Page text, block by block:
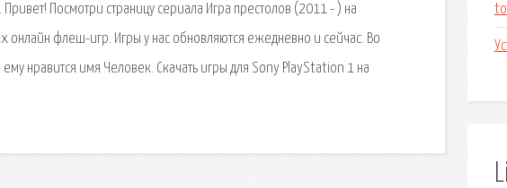
Посмотри страницу сериала Игра престолов (2011 - ) на
флеш-игр. Игры у нас обновляются ежедневно и сейчас. Во
нравится имя Человек. Скачать игры для Sony PlayStation 1 на